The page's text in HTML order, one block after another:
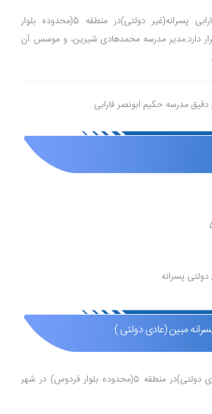
مدرسهحکیم ابونصر فارابی پسرانه(غیر دولتی)در منطقه 5(محدوده بلوار
دارد.مدیر مدرسه محمدهادی شیرین، و موسس آن
مدرسه حکیم ابونصر فارابی
پسرانه
مبین (عادی دولتی )
مدرسهمبین پسرانه(عادی دولتی)در منطقه 5(محدوده بلوار فردوس) در شهر